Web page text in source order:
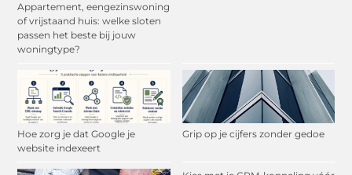
Appartement, eengezinswoning
of vrijstaand huis: welke sloten
passen het beste bij jouw
woningtype?
Hoe zorg je dat Google je
website indexeert
Grip op je cijfers zonder gedoe